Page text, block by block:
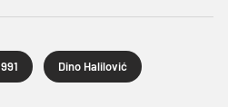
Dino Halilović